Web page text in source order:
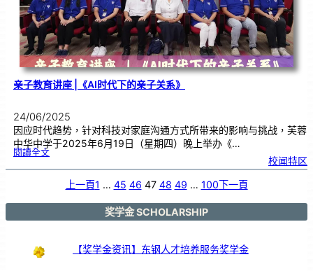
亲子教育讲座 |《AI时代下的亲子关系》
24/06/2025
因应时代趋势，针对科技对家庭沟通方式所带来的影响与挑战，芙蓉
中华中学于2025年6月19日（星期四）晚上举办《…
閱讀全文:亲
育
时
的
校闻特区
上一頁1 … 45 46 47 48 49 … 100下一頁
奖学金 SCHOLARSHIP
【奖学金资讯】东钢人才培养服务奖学金